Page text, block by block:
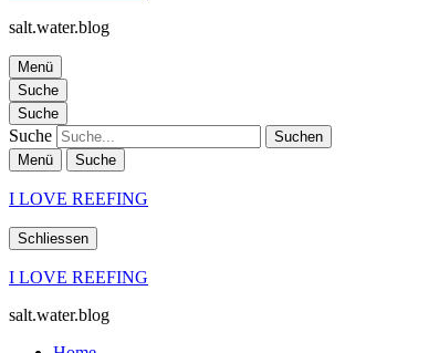
salt.water.blog
Menü
Suche
Suche
Suche
Menü Suche
I LOVE REEFING
Schliessen
I LOVE REEFING
salt.water.blog